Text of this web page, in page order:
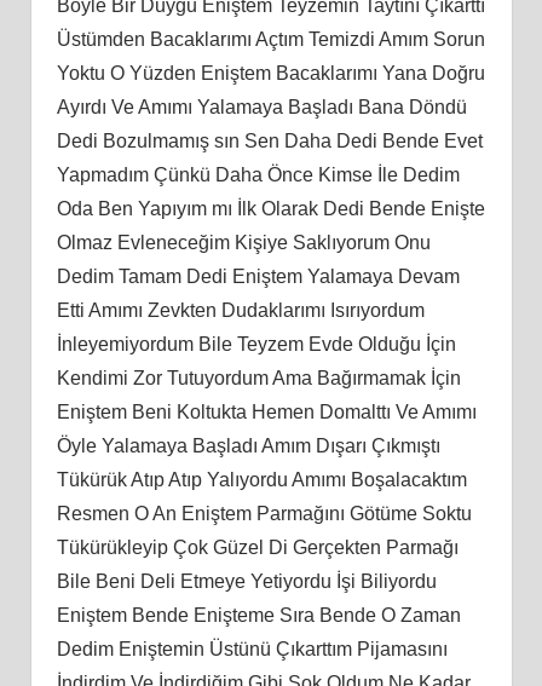
Böyle Bir Duygu Eniştem Teyzemin Taytını Çıkarttı
Üstümden Bacaklarımı Açtım Temizdi Amım Sorun
Yoktu O Yüzden Eniştem Bacaklarımı Yana Doğru
Ayırdı Ve Amımı Yalamaya Başladı Bana Döndü
Dedi Bozulmamış sın Sen Daha Dedi Bende Evet
Yapmadım Çünkü Daha Önce Kimse İle Dedim
Oda Ben Yapıyım mı İlk Olarak Dedi Bende Enişte
Olmaz Evleneceğim Kişiye Saklıyorum Onu
Dedim Tamam Dedi Eniştem Yalamaya Devam
Etti Amımı Zevkten Dudaklarımı Isırıyordum
İnleyemiyordum Bile Teyzem Evde Olduğu İçin
Kendimi Zor Tutuyordum Ama Bağırmamak İçin
Eniştem Beni Koltukta Hemen Domalttı Ve Amımı
Öyle Yalamaya Başladı Amım Dışarı Çıkmıştı
Tükürük Atıp Atıp Yalıyordu Amımı Boşalacaktım
Resmen O An Eniştem Parmağını Götüme Soktu
Tükürükleyip Çok Güzel Di Gerçekten Parmağı
Bile Beni Deli Etmeye Yetiyordu İşi Biliyordu
Eniştem Bende Enişteme Sıra Bende O Zaman
Dedim Eniştemin Üstünü Çıkarttım Pijamasını